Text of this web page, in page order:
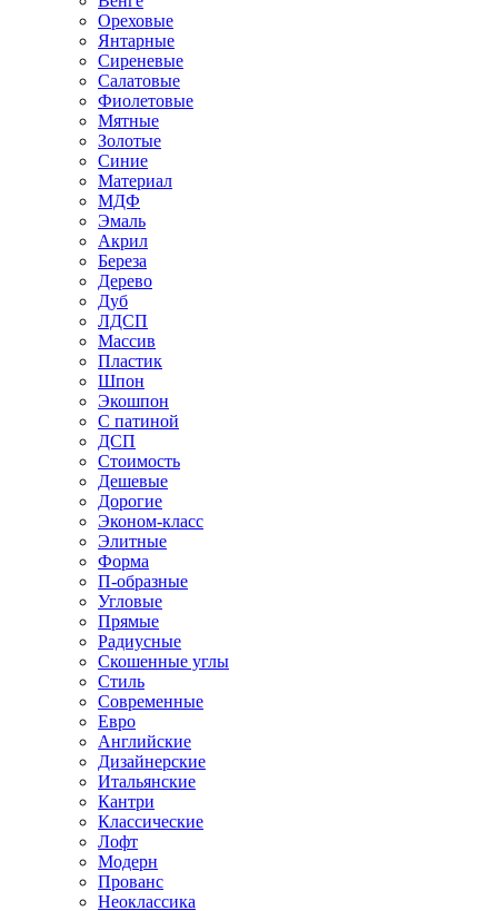
Ореховые
Янтарные
Сиреневые
Салатовые
Фиолетовые
Мятные
Золотые
Синие
Материал
МДФ
Эмаль
Акрил
Береза
Дерево
Дуб
ЛДСП
Массив
Пластик
Шпон
Экошпон
С патиной
ДСП
Стоимость
Дешевые
Дорогие
Эконом-класс
Элитные
Форма
П-образные
Угловые
Прямые
Радиусные
Скошенные углы
Стиль
Современные
Евро
Английские
Дизайнерские
Итальянские
Кантри
Классические
Лофт
Модерн
Прованс
Неоклассика